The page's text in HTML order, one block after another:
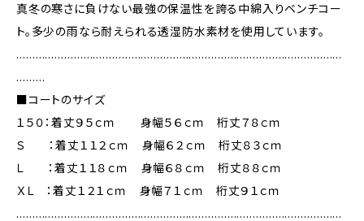
真冬の寒さに負けない最強の保温性を誇る中綿入りベンチコー
ト。多少の雨なら耐えられる透湿防水素材を使用しています。
…………………………………………………………………………………………
………
■コートのサイズ
１５０：着丈９５ｃｍ 身幅５６ｃｍ 桁丈７８ｃｍ
Ｓ ：着丈１１２ｃｍ 身幅６２ｃｍ 桁丈８３ｃｍ
Ｌ ：着丈１１８ｃｍ 身幅６８ｃｍ 桁丈８８ｃｍ
ＸＬ ：着丈１２１ｃｍ 身幅７１ｃｍ 桁丈９１ｃｍ
…………………………………………………………………………………………